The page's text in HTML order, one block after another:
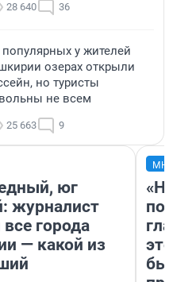
28 640 36
у жителей
озерах открыли
но туристы
не всем
25 663 9
юг
журналист
города
— какой из
этого
бьет